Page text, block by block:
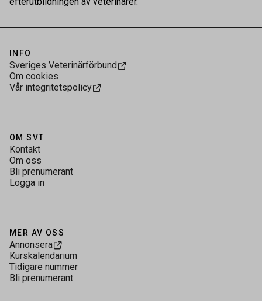
INFO
Sveriges Veterinärförbund
Om cookies
Vår integritetspolicy
OM SVT
Kontakt
Om oss
Bli prenumerant
Logga in
MER AV OSS
Annonsera
Kurskalendarium
Tidigare nummer
Bli prenumerant